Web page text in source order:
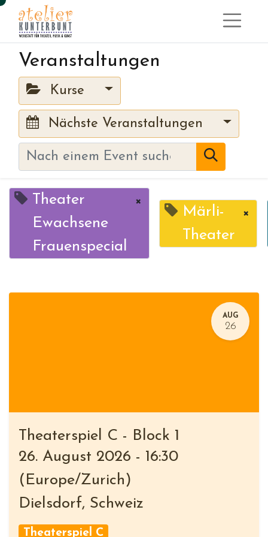
Veranstaltungen
Kurse
Nächste Veranstaltungen
Theater
Ewachsene
Frauenspecial
×
Märli-
Theater
×
AUG
26
Theaterspiel C - Block 1
26. August 2026 - 16:30
( Europe/Zurich )
Dielsdorf, Schweiz
Theaterspiel C